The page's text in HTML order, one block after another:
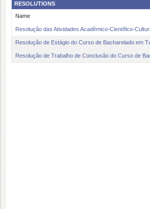
RESOLUTIONS
Name
Resolução das Atividades Acadêmico-Científico-
Resolução de Estágio do Curso de Bacharelado em
Resolução de Trabalho de Conclusão do Curso de